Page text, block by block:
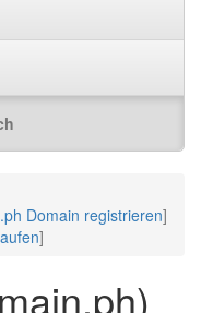
.ph Domain registrieren]
]